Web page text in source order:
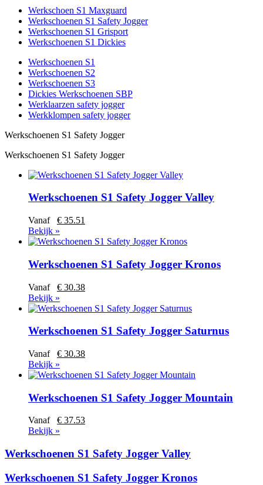
Werkschoen S1 Maxguard
Werkschoenen S1 Safety Jogger
Werkschoenen S1 Grisport
Werkschoenen S1 Dickies
Werkschoenen S1
Werkschoenen S2
Werkschoenen S3
Dickies Werkschoenen SBP
Werklaarzen safety jogger
Werkklompen safety jogger
Werkschoenen S1 Safety Jogger
Werkschoenen S1 Safety Jogger
Werkschoenen S1 Safety Jogger Valley
Vanaf € 35.51
Bekijk »
Werkschoenen S1 Safety Jogger Kronos
Vanaf € 30.38
Bekijk »
Werkschoenen S1 Safety Jogger Saturnus
Vanaf € 30.38
Bekijk »
Werkschoenen S1 Safety Jogger Mountain
Vanaf € 37.53
Bekijk »
Werkschoenen S1 Safety Jogger Valley
Werkschoenen S1 Safety Jogger Kronos